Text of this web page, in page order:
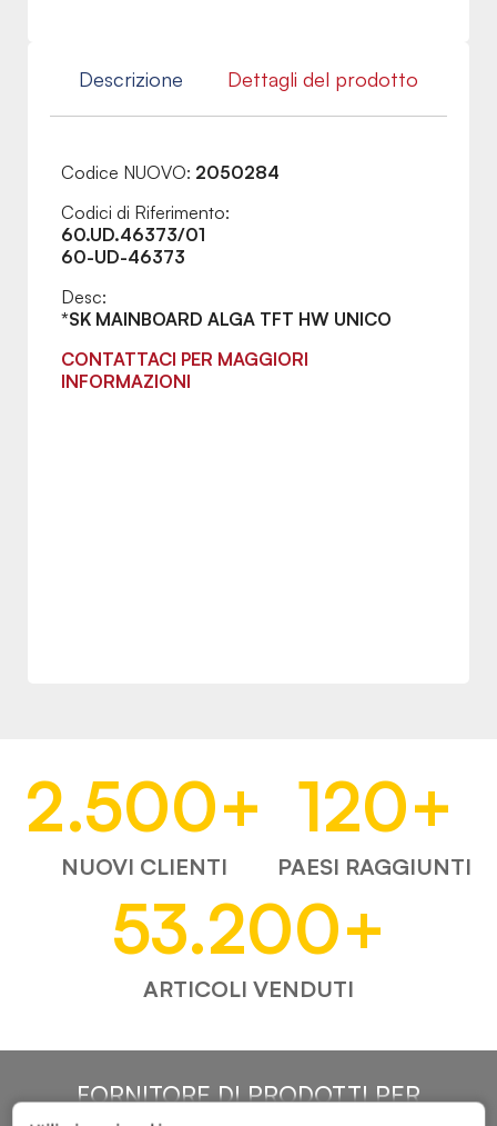
Descrizione Dettagli del prodotto
Codice NUOVO: 2050284
Codici di Riferimento:
60.UD.46373/01
60-UD-46373
Desc:
*SK MAINBOARD ALGA TFT HW UNICO
CONTATTACI PER MAGGIORI
INFORMAZIONI
2.500+
NUOVI CLIENTI
120+
PAESI RAGGIUNTI
53.200+
ARTICOLI VENDUTI
FORNITORE DI PRODOTTI PER